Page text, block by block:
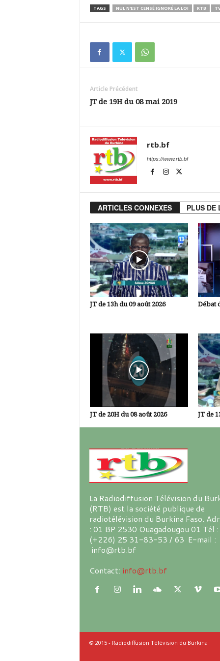
TAGS NUL N'EST CENSÉ IGNORÉ LA LOI RTB
Article Précédent
JT de 19H du 08 mai 2019
rtb.bf
https://www.rtb.bf
ARTICLES CONNEXES PLUS DE
JT de 13h du 09 août 2026 Débat
JT de 20H du 08 août 2026 JT de
La Radiodiffusion Télévision du
(RTB) est la société publique de
radiotélévision du Burkina Faso.
: 01 BP 2530 Ouagadougou 01 Tél :
(+226) 25 31-83-53 / 63 E-mail :
info@rtb.bf
Contact: info@rtb.bf
© 2015 - Radiodiffusion Télévision du Burkina